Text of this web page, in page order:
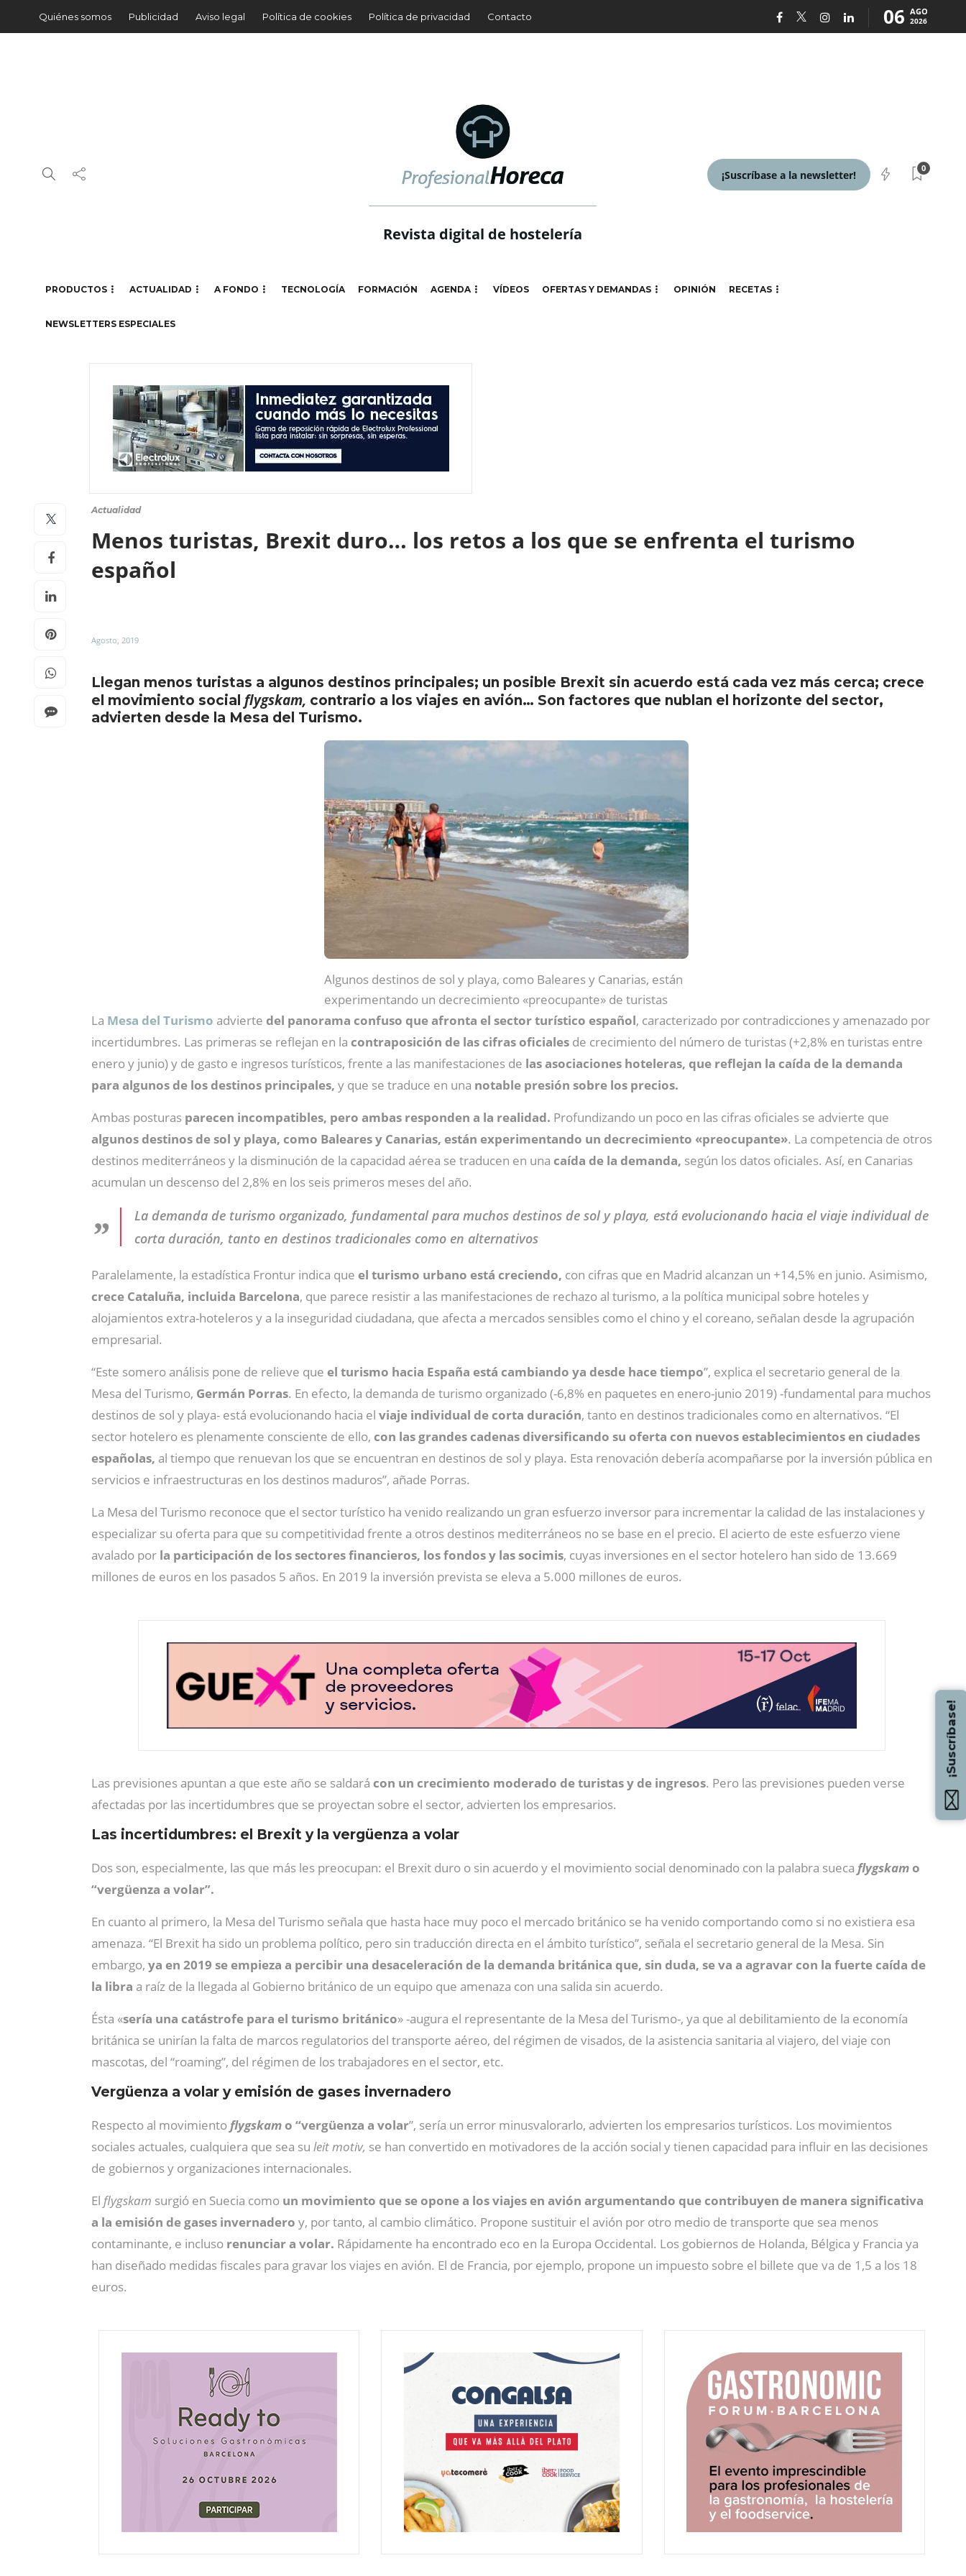
Quiénes somos Publicidad Aviso legal Política de cookies Política de privacidad Contacto 06 AGO
2026
Revista digital de hostelería
¡Suscríbase a la newsletter!
0
PRODUCTOS ACTUALIDAD A FONDO TECNOLOGÍA FORMACIÓN AGENDA VÍDEOS OFERTAS Y DEMANDAS OPINIÓN RECETAS
NEWSLETTERS ESPECIALES
Actualidad
Menos turistas, Brexit duro… los retos a los que se enfrenta el turismo
español
Agosto, 2019
Llegan menos turistas a algunos destinos principales; un posible Brexit sin acuerdo está cada vez más cerca; crece
el movimiento social flygskam, contrario a los viajes en avión… Son factores que nublan el horizonte del sector,
advierten desde la Mesa del Turismo.
Algunos destinos de sol y playa, como Baleares y Canarias, están
experimentando un decrecimiento «preocupante» de turistas
La Mesa del Turismo advierte del panorama confuso que afronta el sector turístico español, caracterizado por contradicciones y amenazado por
incertidumbres. Las primeras se reflejan en la contraposición de las cifras oficiales de crecimiento del número de turistas (+2,8% en turistas entre
enero y junio) y de gasto e ingresos turísticos, frente a las manifestaciones de las asociaciones hoteleras, que reflejan la caída de la demanda
para algunos de los destinos principales, y que se traduce en una notable presión sobre los precios.
Ambas posturas parecen incompatibles, pero ambas responden a la realidad. Profundizando un poco en las cifras oficiales se advierte que
algunos destinos de sol y playa, como Baleares y Canarias, están experimentando un decrecimiento «preocupante». La competencia de otros
destinos mediterráneos y la disminución de la capacidad aérea se traducen en una caída de la demanda, según los datos oficiales. Así, en Canarias
acumulan un descenso del 2,8% en los seis primeros meses del año.
La demanda de turismo organizado, fundamental para muchos destinos de sol y playa, está evolucionando hacia el viaje individual de
corta duración, tanto en destinos tradicionales como en alternativos
Paralelamente, la estadística Frontur indica que el turismo urbano está creciendo, con cifras que en Madrid alcanzan un +14,5% en junio. Asimismo,
crece Cataluña, incluida Barcelona, que parece resistir a las manifestaciones de rechazo al turismo, a la política municipal sobre hoteles y
alojamientos extra-hoteleros y a la inseguridad ciudadana, que afecta a mercados sensibles como el chino y el coreano, señalan desde la agrupación
empresarial.
“Este somero análisis pone de relieve que el turismo hacia España está cambiando ya desde hace tiempo”, explica el secretario general de la
Mesa del Turismo, Germán Porras. En efecto, la demanda de turismo organizado (-6,8% en paquetes en enero-junio 2019) -fundamental para muchos
destinos de sol y playa- está evolucionando hacia el viaje individual de corta duración, tanto en destinos tradicionales como en alternativos. “El
sector hotelero es plenamente consciente de ello, con las grandes cadenas diversificando su oferta con nuevos establecimientos en ciudades
españolas, al tiempo que renuevan los que se encuentran en destinos de sol y playa. Esta renovación debería acompañarse por la inversión pública en
servicios e infraestructuras en los destinos maduros”, añade Porras.
La Mesa del Turismo reconoce que el sector turístico ha venido realizando un gran esfuerzo inversor para incrementar la calidad de las instalaciones y
especializar su oferta para que su competitividad frente a otros destinos mediterráneos no se base en el precio. El acierto de este esfuerzo viene
avalado por la participación de los sectores financieros, los fondos y las socimis, cuyas inversiones en el sector hotelero han sido de 13.669
millones de euros en los pasados 5 años. En 2019 la inversión prevista se eleva a 5.000 millones de euros.
Las previsiones apuntan a que este año se saldará con un crecimiento moderado de turistas y de ingresos. Pero las previsiones pueden verse
afectadas por las incertidumbres que se proyectan sobre el sector, advierten los empresarios.
Las incertidumbres: el Brexit y la vergüenza a volar
Dos son, especialmente, las que más les preocupan: el Brexit duro o sin acuerdo y el movimiento social denominado con la palabra sueca flygskamo
“vergüenza a volar”.
En cuanto al primero, la Mesa del Turismo señala que hasta hace muy poco el mercado británico se ha venido comportando como si no existiera esa
amenaza. “El Brexit ha sido un problema político, pero sin traducción directa en el ámbito turístico”, señala el secretario general de la Mesa. Sin
embargo, ya en 2019 se empieza a percibir una desaceleración de la demanda británica que, sin duda, se va a agravar con la fuerte caída de
la libra a raíz de la llegada al Gobierno británico de un equipo que amenaza con una salida sin acuerdo.
Ésta «sería una catástrofe para el turismo británico» -augura el representante de la Mesa del Turismo-, ya que al debilitamiento de la economía
británica se unirían la falta de marcos regulatorios del transporte aéreo, del régimen de visados, de la asistencia sanitaria al viajero, del viaje con
mascotas, del “roaming”, del régimen de los trabajadores en el sector, etc.
Vergüenza a volar y emisión de gases invernadero
Respecto al movimiento flygskamo “vergüenza a volar”, sería un error minusvalorarlo, advierten los empresarios turísticos. Los movimientos
sociales actuales, cualquiera que sea su leit motiv, se han convertido en motivadores de la acción social y tienen capacidad para influir en las decisiones
de gobiernos y organizaciones internacionales.
El flygskam surgió en Suecia como un movimiento que se opone a los viajes en avión argumentando que contribuyen de manera significativa
a la emisión de gases invernadero y, por tanto, al cambio climático. Propone sustituir el avión por otro medio de transporte que sea menos
contaminante, e incluso renunciar a volar. Rápidamente ha encontrado eco en la Europa Occidental. Los gobiernos de Holanda, Bélgica y Francia ya
han diseñado medidas fiscales para gravar los viajes en avión. El de Francia, por ejemplo, propone un impuesto sobre el billete que va de 1,5 a los 18
euros.
¡Suscríbase!